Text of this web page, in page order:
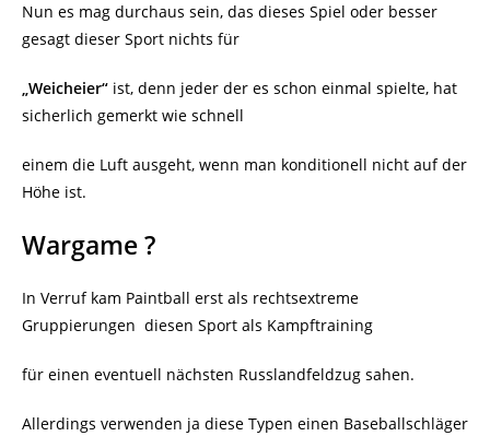
Nun es mag durchaus sein, das dieses Spiel oder besser
gesagt dieser Sport nichts für
„Weicheier“ ist, denn jeder der es schon einmal spielte, hat
sicherlich gemerkt wie schnell
einem die Luft ausgeht, wenn man konditionell nicht auf der
Höhe ist.
Wargame ?
In Verruf kam Paintball erst als rechtsextreme
Gruppierungen diesen Sport als Kampftraining
für einen eventuell nächsten Russlandfeldzug sahen.
Allerdings verwenden ja diese Typen einen Baseballschläger